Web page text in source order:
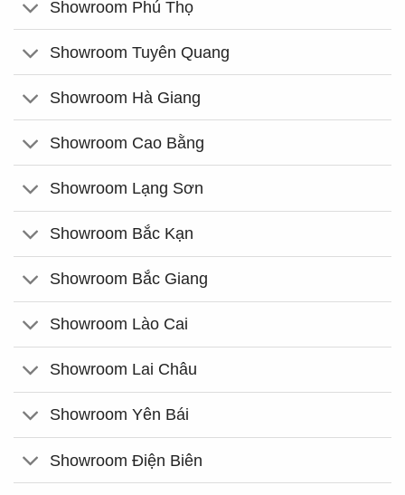
Showroom Phú Thọ
Showroom Tuyên Quang
Showroom Hà Giang
Showroom Cao Bằng
Showroom Lạng Sơn
Showroom Bắc Kạn
Showroom Bắc Giang
Showroom Lào Cai
Showroom Lai Châu
Showroom Yên Bái
Showroom Điện Biên